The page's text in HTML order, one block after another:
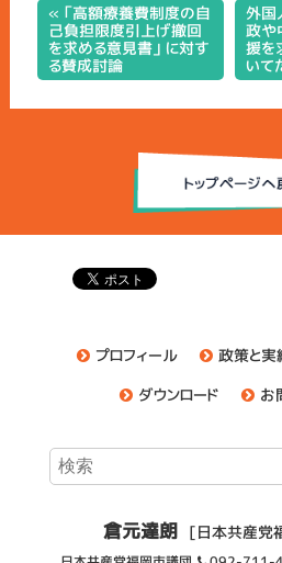
« 「高額療養費制度の自
己負担限度引上げ撤回
を求める意見書」 に対す
る賛成討論
外国
政や
援を
いて
プロフィール 政策と実
ダウンロード
お
倉元達朗 [日本共産党